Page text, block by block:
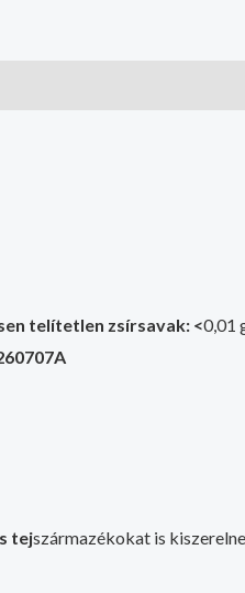
telítetlen zsírsavak: <0,01
tejszármazékokat is